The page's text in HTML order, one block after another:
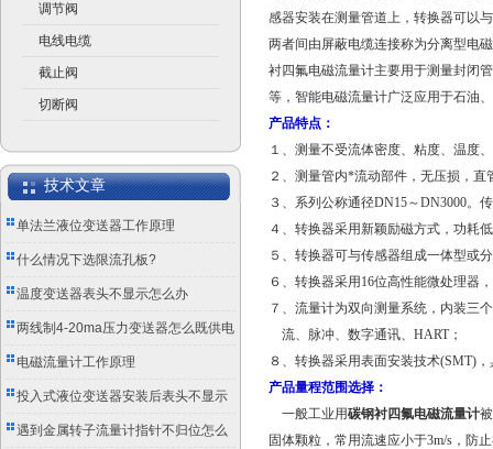
调节阀
电线电缆
截止阀
切断阀
技术文章
单法兰液位变送器工作原理
什么情况下选限流孔板?
温度变送器表头不显示怎么办
两线制4-20ma压力变送器怎么既供电
又传信号？
电磁流量计工作原理
投入式液位变送器安装后表头不显示
怎么办？
遇到金属转子流量计指针不归位怎么
感器安装在测量管道上，转换器可以
两者间由屏蔽电缆连接称为分离型电
衬四氟电磁流量计主要用于测量封闭
等，智能电磁流量计广泛应用于石油
产品特点：
１、测量不受流体密度、粘度、温度
２、测量管内*流动部件，无压损，直
３、系列公称通径DN15～DN3000。
４、转换器采用新颖励磁方式，功耗
５、转换器可与传感器组成一体型或
６、转换器采用16位高性能微处理器
７、流量计为双向测量系统，内装三
流、脉冲、数字通讯、HART；
８、转换器采用表面安装技术(SMT)
产品量程范围选择：
一般工业用碳钢衬四氟电磁流量计
固体颗粒，常用流速应小于3m/s，防